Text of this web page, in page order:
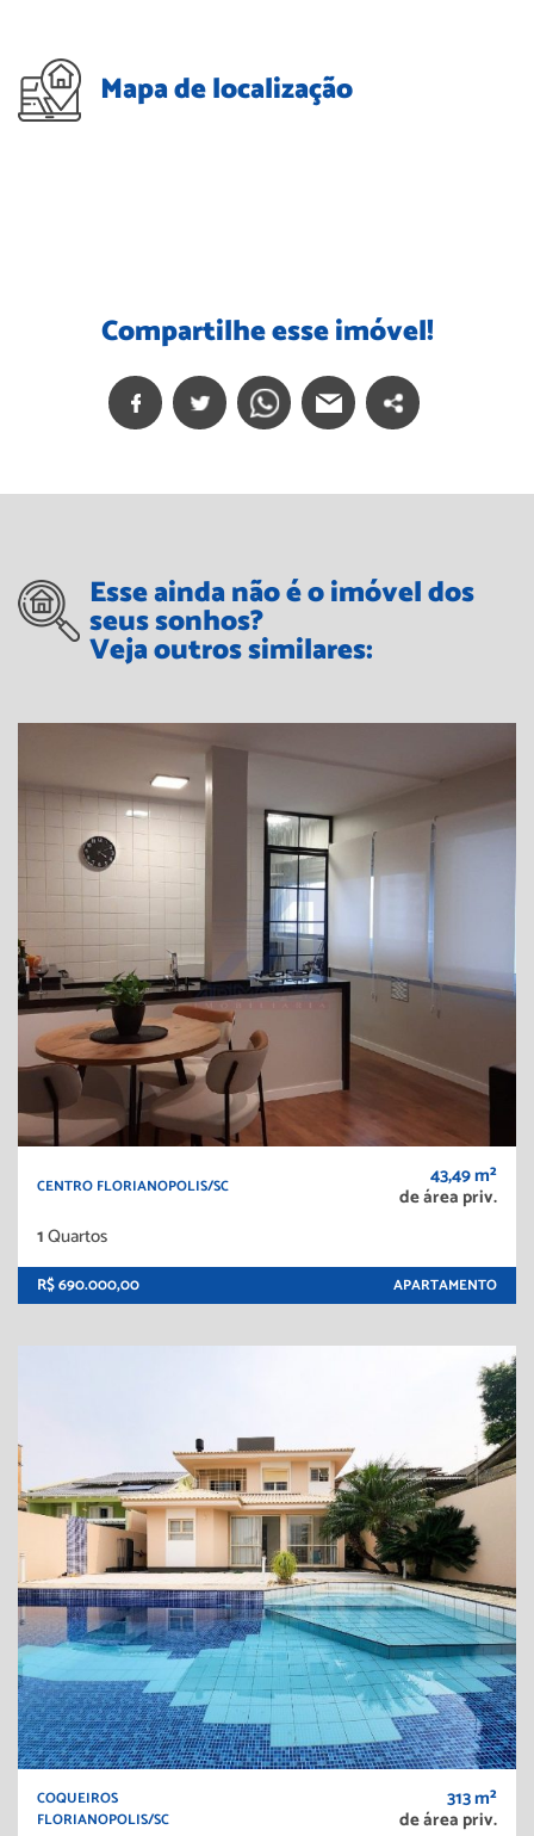
Mapa de localização
Compartilhe esse imóvel!
Esse ainda não é o imóvel dos
seus sonhos?
Veja outros similares:
CENTRO FLORIANOPOLIS/SC 43,49 m²
de área priv.
1Quartos
R$ 690.000,00 APARTAMENTO
COQUEIROS
FLORIANOPOLIS/SC
313 m²
de área priv.